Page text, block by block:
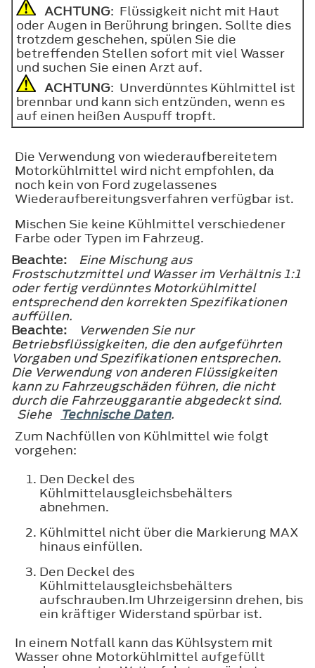
ACHTUNG: Flüssigkeit nicht mit Haut
oder Augen in Berührung bringen. Sollte dies
trotzdem geschehen, spülen Sie die
betreffenden Stellen sofort mit viel Wasser
und suchen Sie einen Arzt auf.
ACHTUNG: Unverdünntes Kühlmittel ist
brennbar und kann sich entzünden, wenn es
auf einen heißen Auspuff tropft.
Die Verwendung von wiederaufbereitetem
Motorkühlmittel wird nicht empfohlen, da
noch kein von Ford zugelassenes
Wiederaufbereitungsverfahren verfügbar ist.
Mischen Sie keine Kühlmittel verschiedener
Farbe oder Typen im Fahrzeug.
Beachte:
Eine Mischung aus
Frostschutzmittel und Wasser im Verhältnis 1:1
oder fertig verdünntes Motorkühlmittel
entsprechend den korrekten Spezifikationen
auffüllen.
Beachte:
Verwenden Sie nur
Betriebsflüssigkeiten, die den aufgeführten
Vorgaben und Spezifikationen entsprechen.
Die Verwendung von anderen Flüssigkeiten
kann zu Fahrzeugschäden führen, die nicht
durch die Fahrzeuggarantie abgedeckt sind.
Siehe
Technische Daten.
Zum Nachfüllen von Kühlmittel wie folgt
vorgehen:
Den Deckel des
Kühlmittelausgleichsbehälters
abnehmen.
Kühlmittel nicht über die Markierung MAX
hinaus einfüllen.
Den Deckel des
Kühlmittelausgleichsbehälters
aufschrauben.Im Uhrzeigersinn drehen, bis
ein kräftiger Widerstand spürbar ist.
In einem Notfall kann das Kühlsystem mit
Wasser ohne Motorkühlmittel aufgefüllt